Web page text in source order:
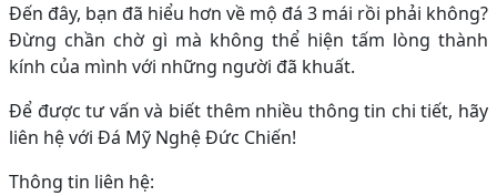
Đến đây, bạn đã hiểu hơn về mộ đá 3 mái rồi phải không?
Đừng chần chờ gì mà không thể hiện tấm lòng thành
kính của mình với những người đã khuất.
Để được tư vấn và biết thêm nhiều thông tin chi tiết, hãy
liên hệ với Đá Mỹ Nghệ Đức Chiến!
Thông tin liên hệ: